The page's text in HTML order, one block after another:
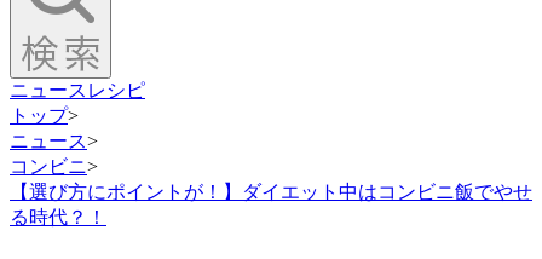
ニュース レシピ
トップ>
ニュース>
コンビニ>
【選び方にポイントが！】ダイエット中はコンビニ飯でやせ
る時代？！